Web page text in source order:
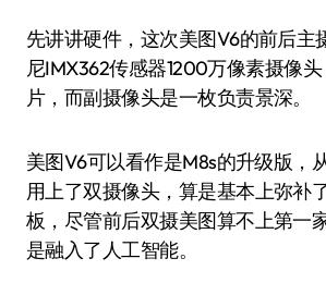
先讲讲硬件，这次美图V6的前后主
尼IMX362传感器1200万像素摄像头
片，而副摄像头是一枚负责景深。
美图V6可以看作是M8s的升级版，
用上了双摄像头，算是基本上弥补
板，尽管前后双摄美图算不上第一
是融入了人工智能。